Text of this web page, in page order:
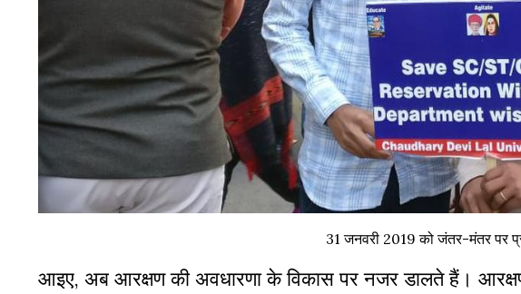
31 जनवरी 2019 को जंतर-मंतर पर
आइए, अब आरक्षण की अवधारणा के विकास पर नजर डालते हैं।